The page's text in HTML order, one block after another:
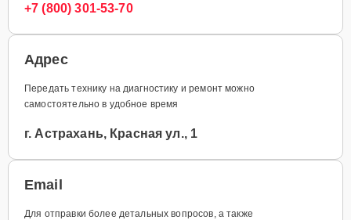
+7 (800) 301-53-70
Адрес
Передать технику на диагностику и ремонт можно
самостоятельно в удобное время
г. Астрахань, Красная ул., 1
Email
Для отправки более детальных вопросов, а также